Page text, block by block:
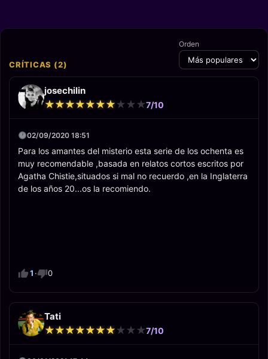
CRÍTICAS (2)
Orden
josechilin
★
★★
★★
★★
★★
★★
★★
★★
★★
★★
★7/10
02/09/2020 18:51
Para los amantes del misterio esta serie de los ochenta es
muy recomendable ,basada en relatos cortos escritos por
Agatha Chistie,situados si mal no recuerdo ,en la Inglaterra
de los años 20...os la recomiendo.
1 · 0
Tati
★
★★
★★
★★
★★
★★
★★
★★
★★
★★
★7/10